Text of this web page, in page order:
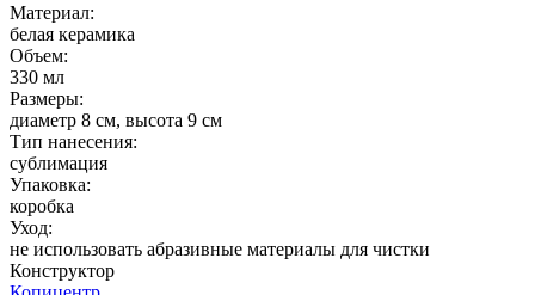
Материал:
белая керамика
Объем:
330 мл
Размеры:
диаметр 8 см, высота 9 см
Тип нанесения:
сублимация
Упаковка:
коробка
Уход:
не использовать абразивные материалы для чистки
Конструктор